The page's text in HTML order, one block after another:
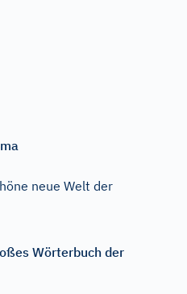
neue Welt der
Wörterbuch der